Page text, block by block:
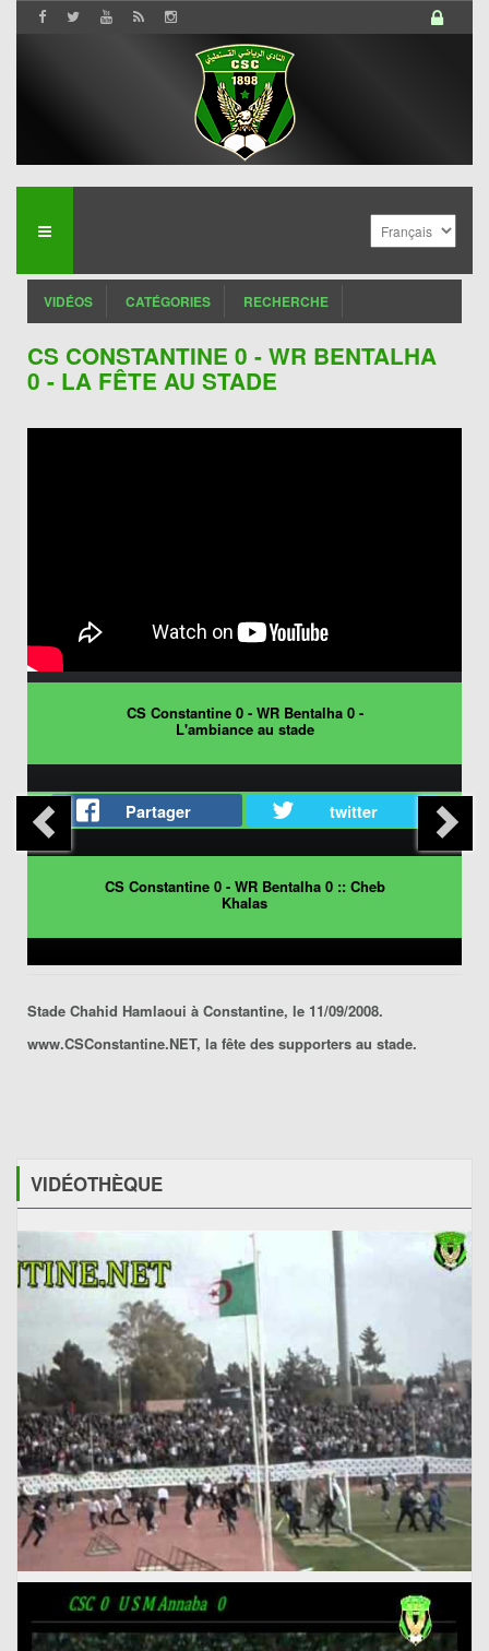
VIDÉOS CATÉGORIES RECHERCHE
CS CONSTANTINE 0 - WR BENTALHA
0 - LA FÊTE AU STADE
CS Constantine 0 - WR Bentalha 0 -
L'ambiance au stade
Partager twitter
CS Constantine 0 - WR Bentalha 0 :: Cheb
Khalas
Stade Chahid Hamlaoui à Constantine, le 11/09/2008.
www.CSConstantine.NET, la fête des supporters au stade.
VIDÉOTHÈQUE